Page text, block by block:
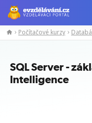
Počítačové kurzy
SQL Server -
Intelligence